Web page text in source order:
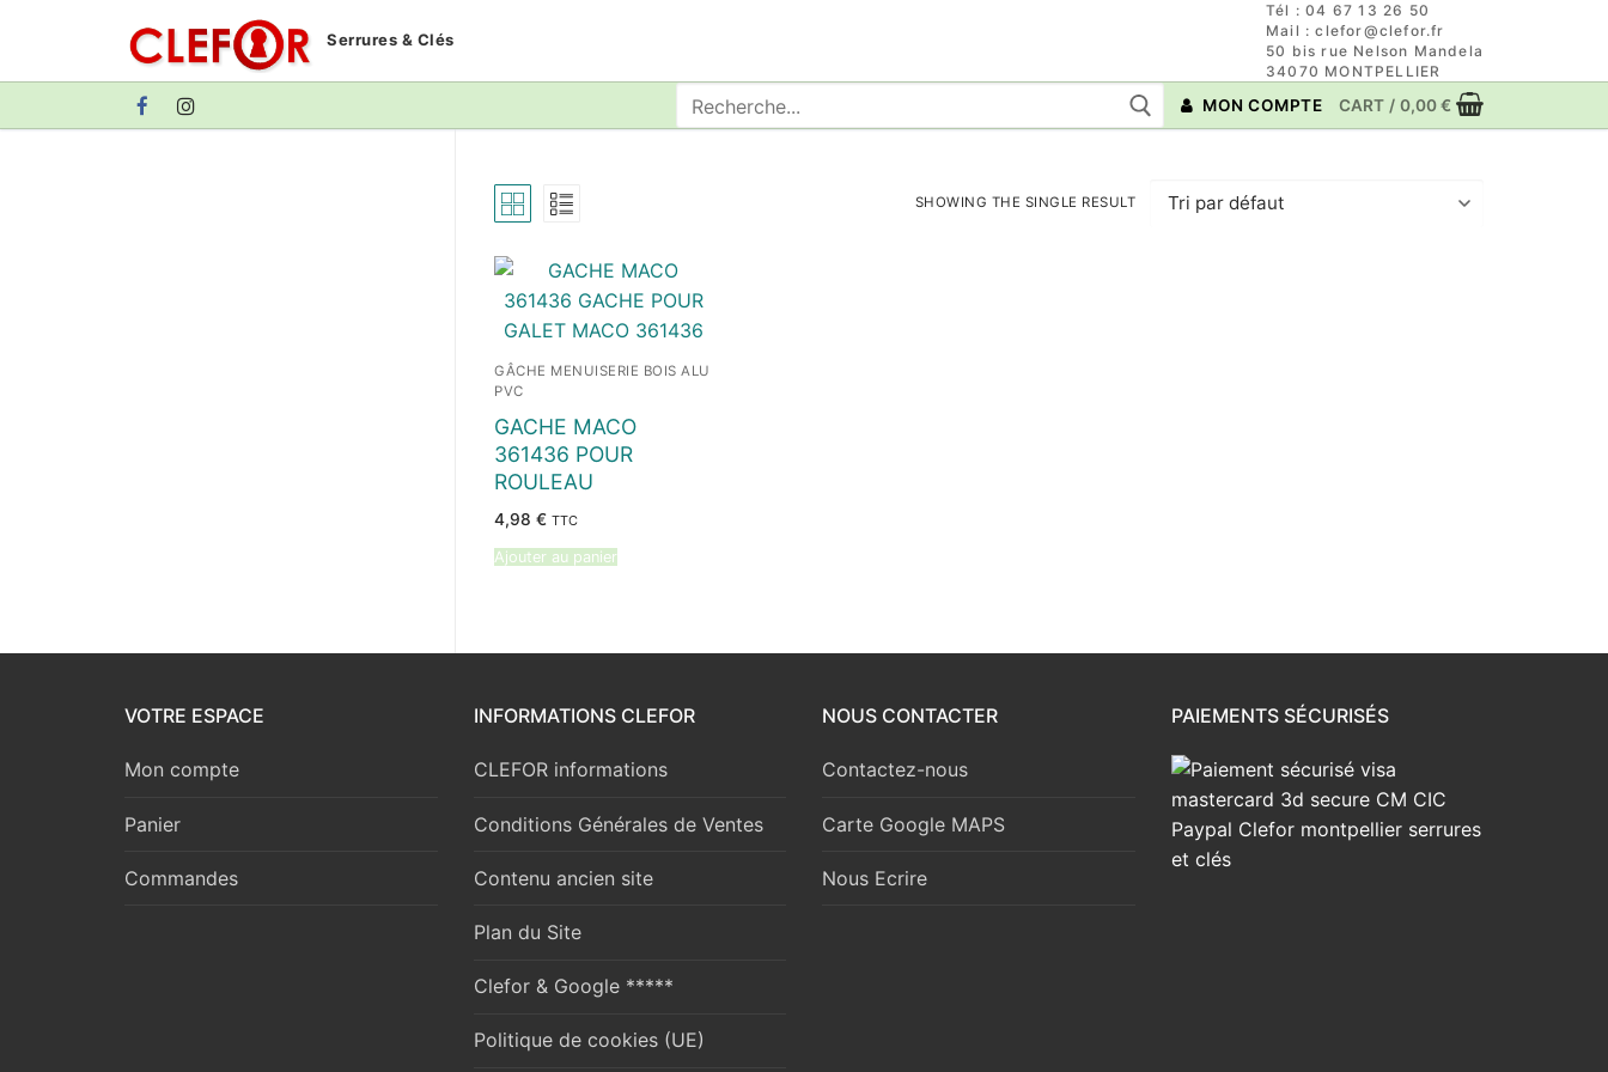
Serrures & Clés
Tél : 04 67 13 26 50
Mail : clefor@clefor.fr
50 bis rue Nelson Mandela
34070 MONTPELLIER
Rechercher
:
MON COMPTE CART / 0,00€
SHOWING THE SINGLE RESULT
GÂCHE MENUISERIE BOIS ALU
PVC
GACHE MACO
361436 POUR
ROULEAU
4,98 € TTC
Ajouter au panier
VOTRE ESPACE
Mon compte
Panier
Commandes
INFORMATIONS CLEFOR
CLEFOR informations
Conditions Générales de Ventes
Contenu ancien site
Plan du Site
Clefor & Google *****
Politique de cookies (UE)
NOUS CONTACTER
Contactez-nous
Carte Google MAPS
Nous Ecrire
PAIEMENTS SÉCURISÉS